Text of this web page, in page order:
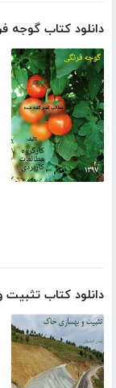
دانلود کتاب گوجه
دانلود کتاب